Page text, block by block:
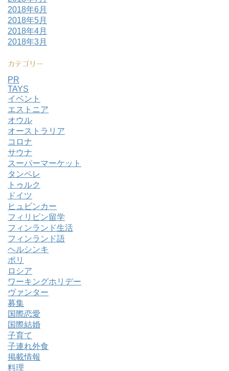
2018年6月
2018年5月
2018年4月
2018年3月
カテゴリー
PR
TAYS
イベント
エストニア
オウル
オーストラリア
コロナ
サウナ
スーパーマーケット
タンペレ
トゥルク
ドイツ
ヒュビンカー
フィリピン留学
フィンランド生活
フィンランド語
ヘルシンキ
ポリ
ロシア
ワーキングホリデー
ヴァンター
募集
国際恋愛
国際結婚
子育て
子連れ外食
掲載情報
料理